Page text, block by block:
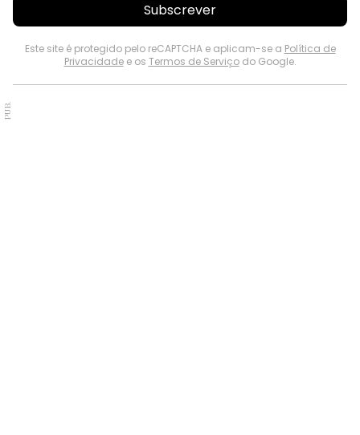
Subscrever
Este site é protegido pelo reCAPTCHA e aplicam-se a Política de
Privacidadee os Termos de Serviçodo Google.
PUB.